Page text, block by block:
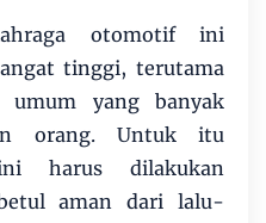
otomotif ini
tinggi, terutama
yang banyak
orang. Untuk itu
harus dilakukan
aman dari lalu-